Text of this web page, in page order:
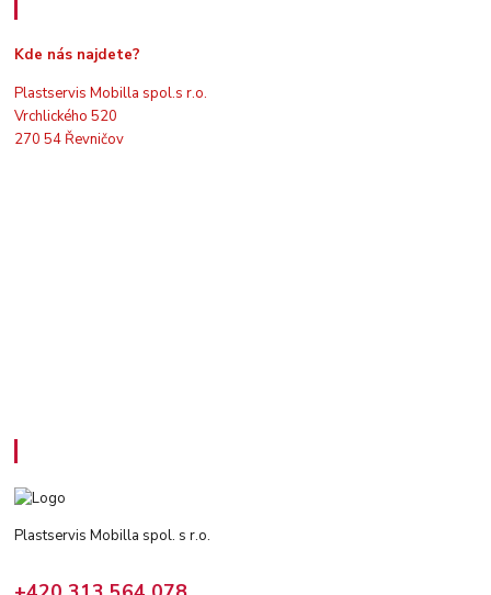
Kde nás najdete?
Plastservis Mobilla spol.s r.o.
Vrchlického 520
270 54 Řevničov
Plastservis Mobilla spol. s r.o.